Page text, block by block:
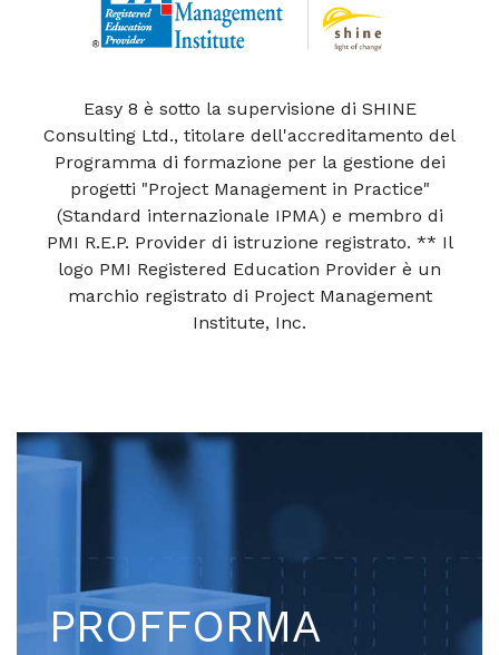
Easy 8 è sotto la supervisione di SHINE
Consulting Ltd., titolare dell'accreditamento del
Programma di formazione per la gestione dei
progetti "Project Management in Practice"
(Standard internazionale IPMA) e membro di
PMI R.E.P. Provider di istruzione registrato. ** Il
logo PMI Registered Education Provider è un
marchio registrato di Project Management
Institute, Inc.
PROFFORMA